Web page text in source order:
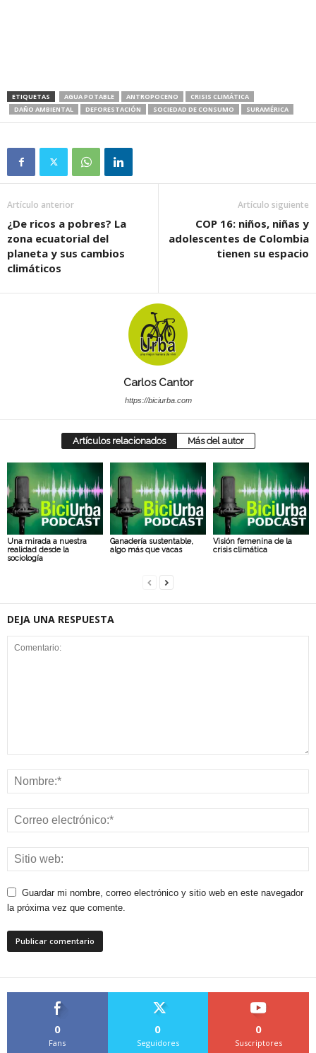
ETIQUETAS AGUA POTABLE ANTROPOCENO
CRISIS CLIMÁTICA
DAÑO AMBIENTAL
DEFORESTACIÓN SOCIEDAD DE CONSUMO SURAMÉRICA
Artículo anterior
¿De ricos a pobres? La
zona ecuatorial del
planeta y sus cambios
climáticos
Artículo siguiente
COP 16: niños, niñas y
adolescentes de Colombia
tienen su espacio
Carlos Cantor
https://biciurba.com
Artículos relacionados Más del autor
Una mirada a nuestra
realidad desde la
sociología
Ganadería sustentable,
algo más que vacas
Visión femenina de la
crisis climática
DEJA UNA RESPUESTA
Guardar mi nombre, correo electrónico y sitio web en este navegador
la próxima vez que comente.
0
Fans
0
Seguidores
0
Suscriptores